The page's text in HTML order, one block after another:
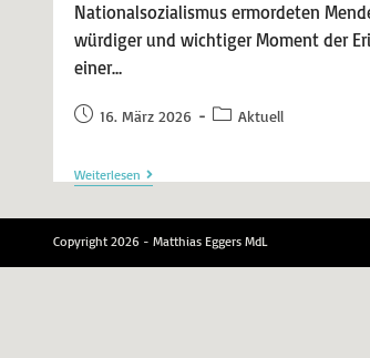
Nationalsozialismus ermordeten
würdiger und wichtiger Moment der
einer…
16. März 2026 Aktuell
Weiterlesen
Copyright 2026 - Matthias Eggers MdL